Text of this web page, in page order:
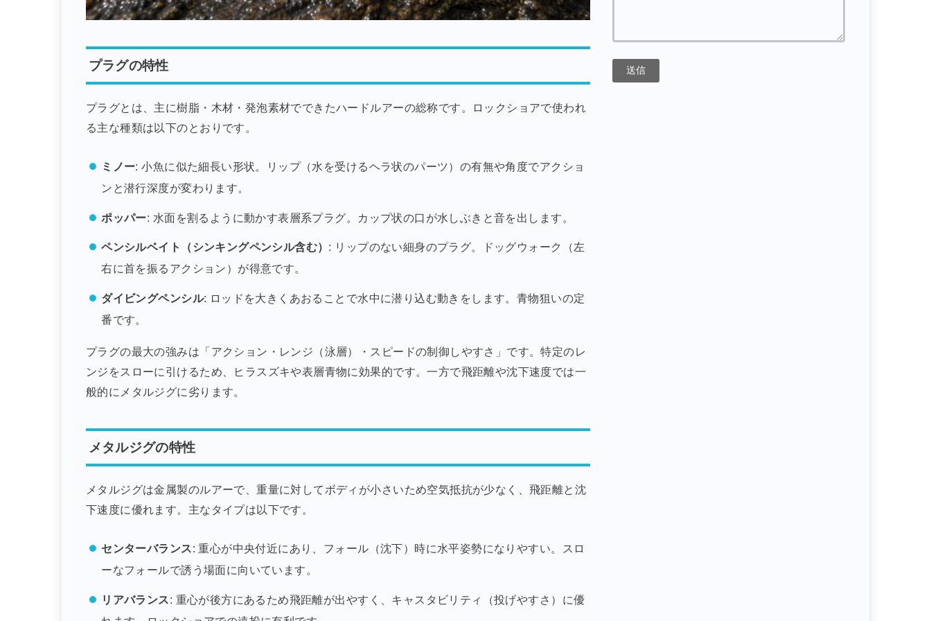
プラグの特性
プラグとは、主に樹脂・木材・発泡素材でできたハードルアーの総称です。ロックショアで使われ
る主な種類は以下のとおりです。
ミノー: 小魚に似た細長い形状。リップ（水を受けるヘラ状のパーツ）の有無や角度でアクショ
ンと潜行深度が変わります。
ポッパー: 水面を割るように動かす表層系プラグ。カップ状の口が水しぶきと音を出します。
ペンシルベイト（シンキングペンシル含む） : リップのない細身のプラグ。ドッグウォーク（左
右に首を振るアクション）が得意です。
ダイビングペンシル: ロッドを大きくあおることで水中に潜り込む動きをします。青物狙いの定
番です。
プラグの最大の強みは「アクション・レンジ（泳層）・スピードの制御しやすさ」です。特定のレ
ンジをスローに引けるため、ヒラスズキや表層青物に効果的です。一方で飛距離や沈下速度では一
般的にメタルジグに劣ります。
メタルジグの特性
メタルジグは金属製のルアーで、重量に対してボディが小さいため空気抵抗が少なく、飛距離と沈
下速度に優れます。主なタイプは以下です。
センターバランス: 重心が中央付近にあり、フォール（沈下）時に水平姿勢になりやすい。スロ
ーなフォールで誘う場面に向いています。
リアバランス: 重心が後方にあるため飛距離が出やすく、キャスタビリティ（投げやすさ）に優